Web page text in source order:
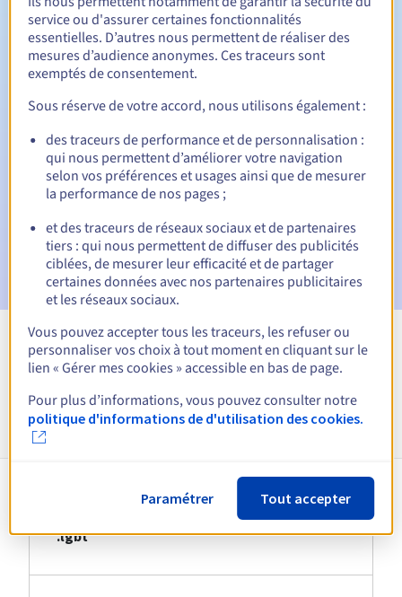
Période de rédemption 30 jours
Notifications automatiques :
Emails d'avertissement : 60, 30, 15, 7 et 3 jours avant la
date d'échéance
Email le jour de l'expirationpour notification de la
suspension du nom de domaine
Email après la Redemption Grace Periodpour notification
de la suppression du nom de domaine
Voir toutes les extensions
Informations sur le .lgbt
Création de votre nom de domaine en
.lgbt
service ou d'assurer certaines fonctionnalités
essentielles. D’autres nous permettent de réaliser des
mesures d’audience anonymes. Ces traceurs sont
exemptés de consentement.
Sous réserve de votre accord, nous utilisons également :
des traceurs de performance et de personnalisation :
qui nous permettent d’améliorer votre navigation
selon vos préférences et usages ainsi que de mesurer
la performance de nos pages ;
et des traceurs de réseaux sociaux et de partenaires
tiers : qui nous permettent de diffuser des publicités
ciblées, de mesurer leur efficacité et de partager
certaines données avec nos partenaires publicitaires
et les réseaux sociaux.
Vous pouvez accepter tous les traceurs, les refuser ou
personnaliser vos choix à tout moment en cliquant sur le
lien « Gérer mes cookies » accessible en bas de page.
Pour plus d’informations, vous pouvez consulter notre
politique d'informations de d'utilisation des cookies.
Paramétrer Tout accepter